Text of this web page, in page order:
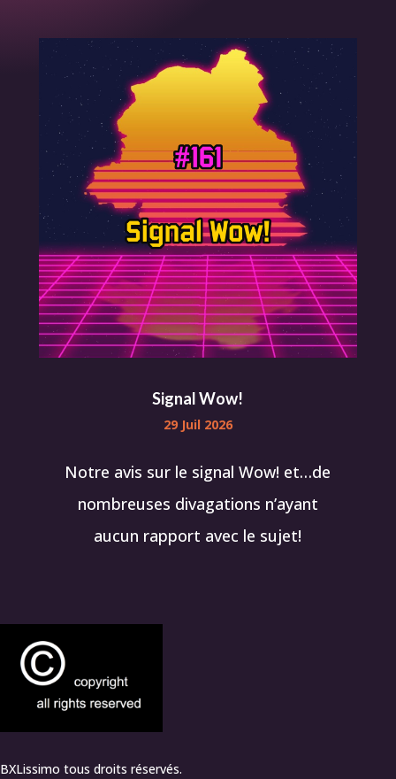
Signal Wow!
29 Juil 2026
Notre avis sur le signal Wow! et…de
nombreuses divagations n’ayant
aucun rapport avec le sujet!
BXLissimo tous droits réservés.